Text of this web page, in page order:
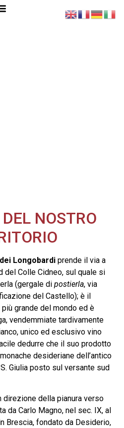
NOSTRO
Longobardi prende il via a
del Colle Cidneo, sul quale si
(gergale di postierla, via
del Castello); è il
grande del mondo ed è
vendemmiate tardivamente
unico ed esclusivo vino
dedurre che il suo prodotto
desideriane dell’antico
Giulia posto sul versante sud
direzione della pianura verso
da Carlo Magno, nel sec. IX, al
Brescia, fondato da Desiderio,